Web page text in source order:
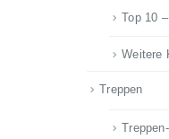
Top 10
Weitere
Treppen